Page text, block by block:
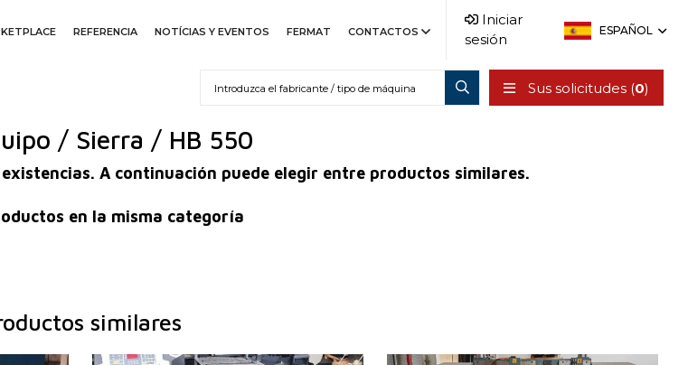
REFERENCIA NOTÍCIAS Y EVENTOS FERMAT CONTACTOS
Iniciar
sesión
ESPAÑOL
Sus solicitudes (0)
/ Sierra / HB 550
A continuación puede elegir entre productos similares.
en la misma categoría
similares